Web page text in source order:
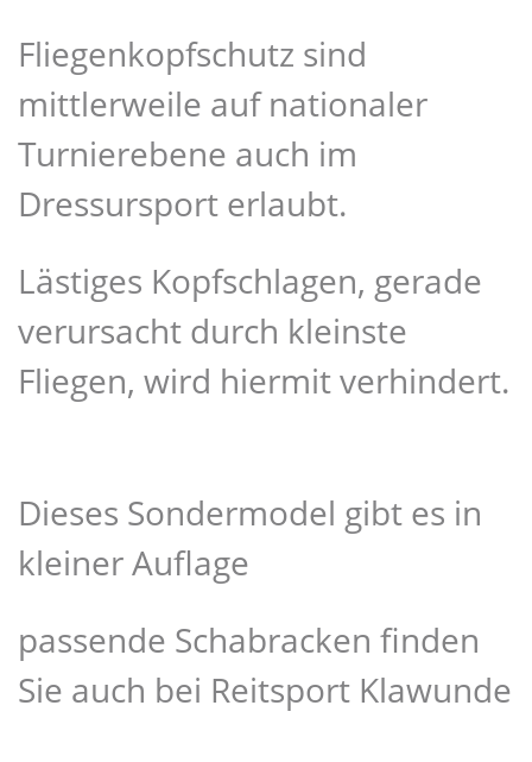
Fliegenkopfschutz sind
mittlerweile auf nationaler
Turnierebene auch im
Dressursport erlaubt.
Lästiges Kopfschlagen, gerade
verursacht durch kleinste
Fliegen, wird hiermit verhindert.
Dieses Sondermodel gibt es in
kleiner Auflage
passende Schabracken finden
Sie auch bei Reitsport Klawunde